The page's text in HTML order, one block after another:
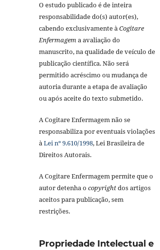
O estudo publicado é de inteira
responsabilidade do(s) autor(es),
cabendo exclusivamente àCogitare
Enfermagema avaliação do
manuscrito, na qualidade de veículo de
publicação científica. Não será
permitido acréscimo ou mudança de
autoria durante a etapa de avaliação
ou após aceite do texto submetido.
A Cogitare Enfermagem não se
responsabiliza por eventuais violações
àLei nº 9.610/1998, Lei Brasileira de
Direitos Autorais.
A Cogitare Enfermagem permite que o
autor detenha o copyrightdos artigos
aceitos para publicação, sem
restrições.
Propriedade Intelectual e